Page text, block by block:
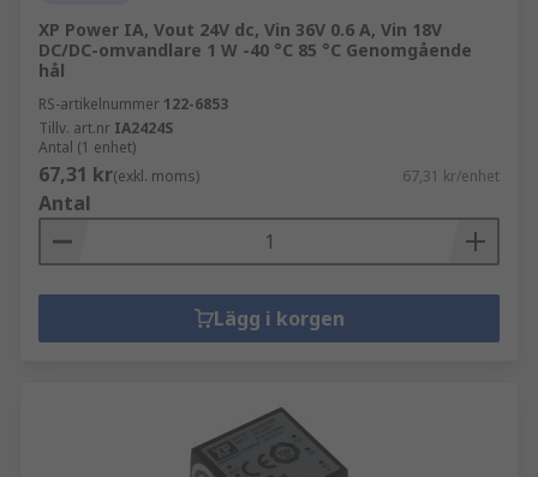
XP Power IA, Vout 24V dc, Vin 36V 0.6 A, Vin 18V
DC/DC-omvandlare 1 W -40 °C 85 °C Genomgående
hål
RS-artikelnummer 122-6853
Tillv. art.nr IA2424S
Antal (1 enhet)
67,31 kr(exkl. moms) 67,31 kr/enhet
Antal
Lägg i korgen